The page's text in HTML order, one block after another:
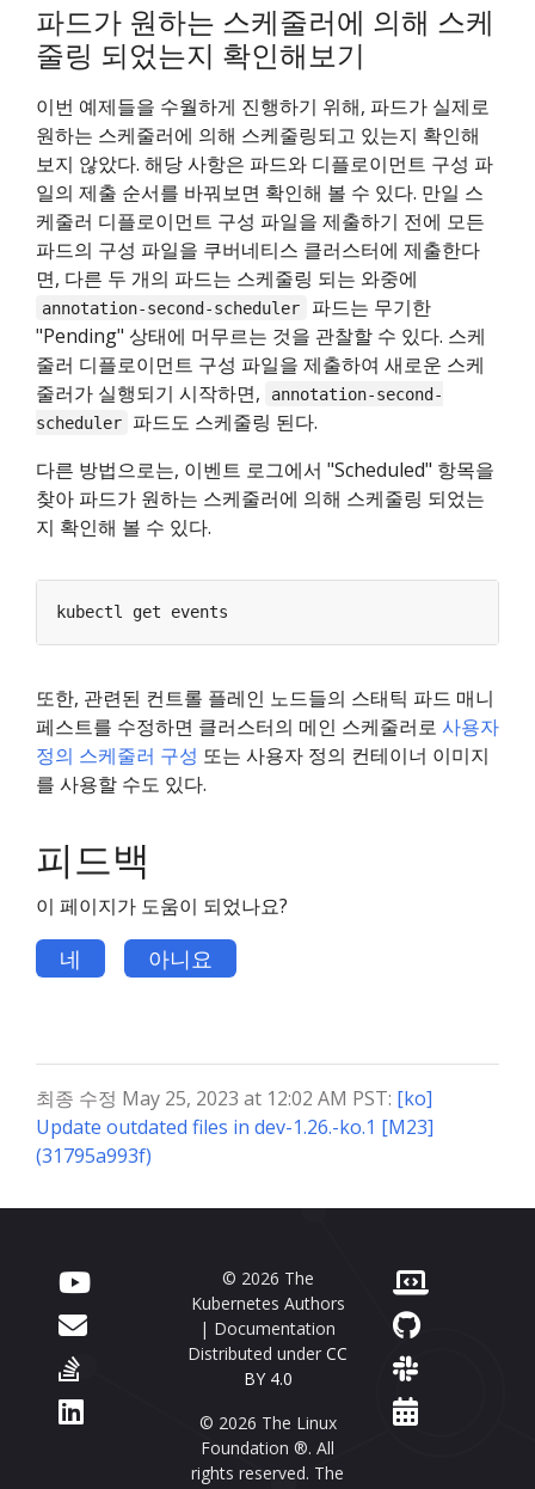
파드가 원하는 스케줄러에 의해 스케
줄링 되었는지 확인해보기
이번 예제들을 수월하게 진행하기 위해, 파드가 실제로
원하는 스케줄러에 의해 스케줄링되고 있는지 확인해
보지 않았다. 해당 사항은 파드와 디플로이먼트 구성 파
일의 제출 순서를 바꿔보면 확인해 볼 수 있다. 만일 스
케줄러 디플로이먼트 구성 파일을 제출하기 전에 모든
파드의 구성 파일을 쿠버네티스 클러스터에 제출한다
면, 다른 두 개의 파드는 스케줄링 되는 와중에
annotation-second-scheduler
파드는 무기한
"Pending" 상태에 머무르는 것을 관찰할 수 있다. 스케
줄러 디플로이먼트 구성 파일을 제출하여 새로운 스케
줄러가 실행되기 시작하면,
annotation-second-
scheduler
파드도 스케줄링 된다.
다른 방법으로는, 이벤트 로그에서 "Scheduled" 항목을
찾아 파드가 원하는 스케줄러에 의해 스케줄링 되었는
지 확인해 볼 수 있다.
또한, 관련된 컨트롤 플레인 노드들의 스태틱 파드 매니
페스트를 수정하면 클러스터의 메인 스케줄러로 사용자
정의 스케줄러 구성 또는 사용자 정의 컨테이너 이미지
를 사용할 수도 있다.
피드백
이 페이지가 도움이 되었나요?
네 아니요
최종 수정 May 25, 2023 at 12:02 AM PST: [ko]
Update outdated files in dev-1.26.-ko.1 [M23]
(31795a993f)
© 2026 The
Kubernetes Authors
| Documentation
Distributed under CC
BY 4.0
© 2026 The Linux
Foundation ®. All
rights reserved. The